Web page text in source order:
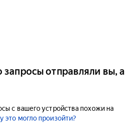
запросы отправляли вы, а
с вашего устройства похожи на
это могло произойти?